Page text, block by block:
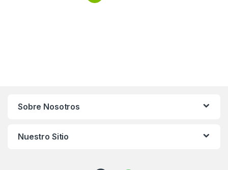
Sobre Nosotros
Nuestro Sitio